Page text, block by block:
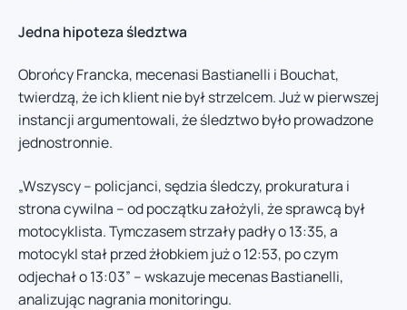
Jedna hipoteza śledztwa
Obrońcy Francka, mecenasi Bastianelli i Bouchat,
twierdzą, że ich klient nie był strzelcem. Już w pierwszej
instancji argumentowali, że śledztwo było prowadzone
jednostronnie.
„Wszyscy – policjanci, sędzia śledczy, prokuratura i
strona cywilna – od początku założyli, że sprawcą był
motocyklista. Tymczasem strzały padły o 13:35, a
motocykl stał przed żłobkiem już o 12:53, po czym
odjechał o 13:03” – wskazuje mecenas Bastianelli,
analizując nagrania monitoringu.